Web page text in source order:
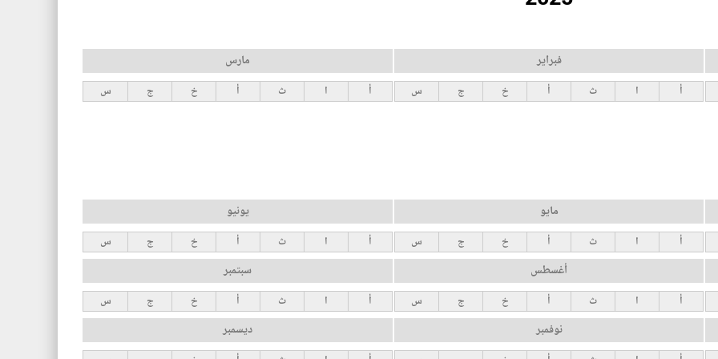
فبراير
أ ا ث أ خ ج س
مارس
أ ا ث أ خ ج س
مايو
أ ا ث أ خ ج س
يونيو
أ ا ث أ خ ج س
أغسطس
أ ا ث أ خ ج س
سبتمبر
أ ا ث أ خ ج س
نوفمبر ديسمبر